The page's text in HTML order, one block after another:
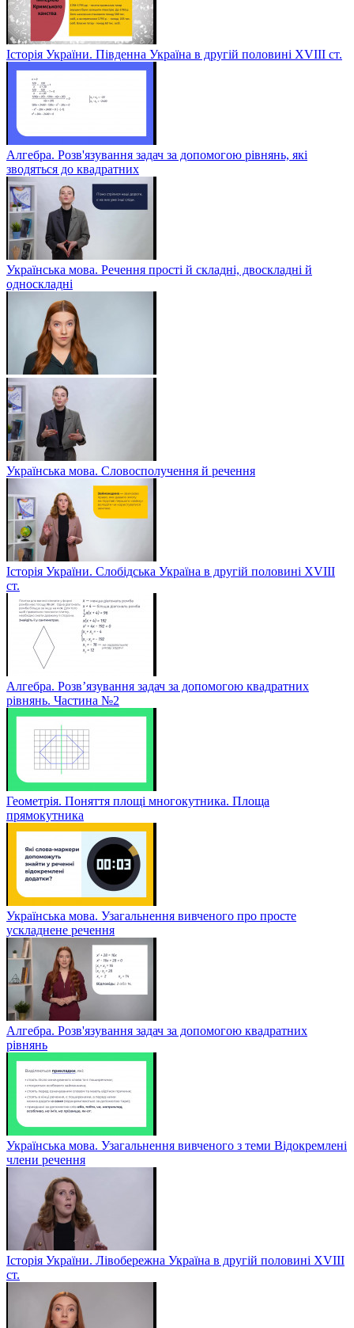
Історія України. Південна Україна в другій половині ХVІІІ ст.
Алгебра. Розв'язування задач за допомогою рівнянь, які
зводяться до квадратних
Українська мова. Речення прості й складні, двоскладні й
односкладні
Українська мова. Словосполучення й речення
Історія України. Слобідська Україна в другій половині ХVIIІ
ст.
Алгебра. Розв’язування задач за допомогою квадратних
рівнянь. Частина №2
Геометрія. Поняття площі многокутника. Площа
прямокутника
Українська мова. Узагальнення вивченого про просте
ускладнене речення
Алгебра. Розв'язування задач за допомогою квадратних
рівнянь
Українська мова. Узагальнення вивченого з теми Відокремлені
члени речення
Історія України. Лівобережна Україна в другій половині ХVIIІ
ст.